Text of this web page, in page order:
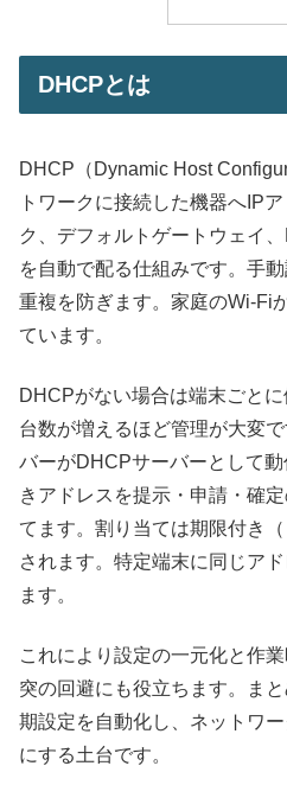
DHCPとは
DHCP（Dynamic Host
トワークに接続した機器へIP
ク、デフォルトゲートウェイ
を自動で配る仕組みです。手
重複を防ぎます。家庭のWi‑Fi
ています。
DHCPがない場合は端末ごとに
台数が増えるほど管理が大変
バーがDHCPサーバーとして
きアドレスを提示・申請・確
てます。割り当ては期限付き
されます。特定端末に同じア
ます。
これにより設定の一元化と作
突の回避にも役立ちます。ま
期設定を自動化し、ネットワ
にする土台です。